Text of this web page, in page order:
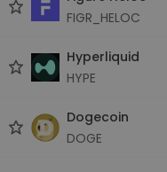
FIGR_HELOC
Hyperliquid
HYPE
Dogecoin
DOGE